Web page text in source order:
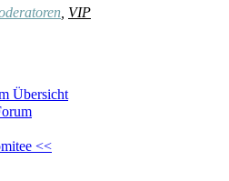
VIP
Übersicht
<<